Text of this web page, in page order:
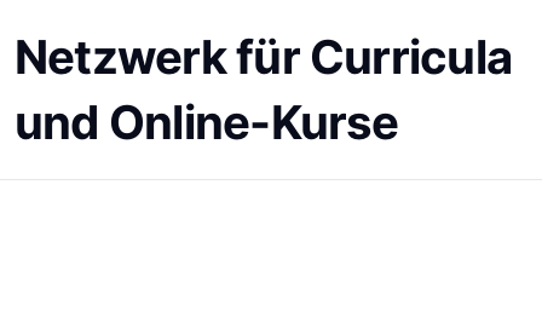
Netzwerk für Curricula
und Online-Kurse